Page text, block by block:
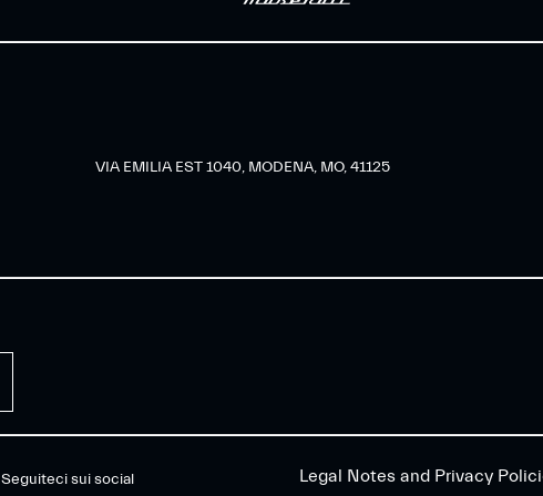
VIA EMILIA EST 1040, MODENA, MO, 41125
Seguiteci sui social Legal Notes and Privacy